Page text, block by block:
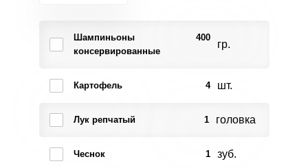
Шампиньоны
консервированные
400
гр.
Картофель 4 шт.
Лук репчатый 1 головка
Чеснок 1 зуб.